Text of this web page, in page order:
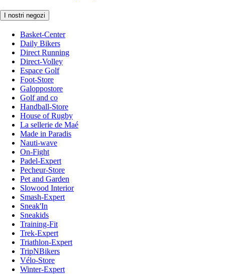
I nostri negozi
Basket-Center
Daily Bikers
Direct Running
Direct-Volley
Espace Golf
Foot-Store
Galoppostore
Golf and co
Handball-Store
House of Rugby
La sellerie de Maé
Made in Paradis
Nauti-wave
On-Fight
Padel-Expert
Pecheur-Store
Pet and Garden
Slowood Interior
Smash-Expert
Sneak'In
Sneakids
Training-Fit
Trek-Expert
Triathlon-Expert
TripNBikers
Vélo-Store
Winter-Expert